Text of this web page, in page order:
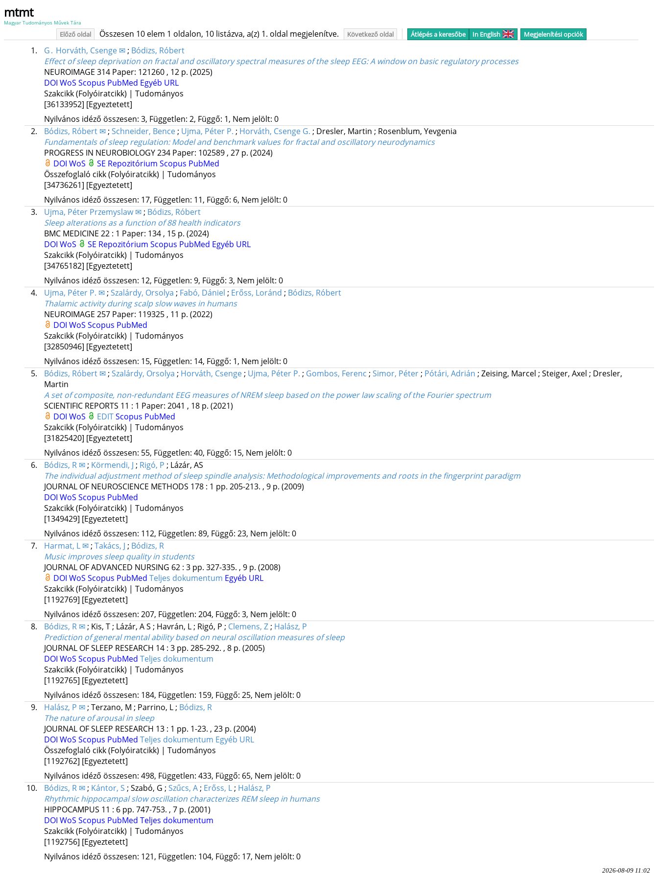
mtmt
Magyar Tudományos Művek Tára
Előző oldal Összesen 10 elem 1 oldalon, 10 listázva, a(z) 1. oldal megjelenítve. Következő oldal Átlépés a keresőbe In English Megjelenítési opciók
1. G․ Horváth, Csenge ✉; Bódizs, Róbert
Effect of sleep deprivation on fractal and oscillatory spectral measures of the sleep EEG: A window on basic regulatory processes
NEUROIMAGE 314 Paper: 121260 , 12 p. (2025)
DOI WoS Scopus PubMed Egyéb URL
Szakcikk (Folyóiratcikk) | Tudományos
[36133952] [Egyeztetett]
Nyilvános idéző összesen: 3, Független: 2, Függő: 1, Nem jelölt: 0
2.
Bódizs, Róbert ✉; Schneider, Bence; Ujma, Péter P. ; Horváth, Csenge G. ; Dresler, Martin ; Rosenblum, Yevgenia
Fundamentals of sleep regulation: Model and benchmark values for fractal and oscillatory neurodynamics
PROGRESS IN NEUROBIOLOGY234 Paper: 102589 , 27 p. (2024)
DOI WoS SE Repozitórium Scopus PubMed
Összefoglaló cikk (Folyóiratcikk) | Tudományos
[34736261] [Egyeztetett]
Nyilvános idéző összesen: 17, Független: 11, Függő: 6, Nem jelölt: 0
3.
Ujma, Péter Przemyslaw ✉; Bódizs, Róbert
Sleep alterations as a function of 88 health indicators
BMC MEDICINE 22: 1 Paper: 134 , 15 p. (2024)
DOI WoS SE Repozitórium Scopus PubMed Egyéb URL
Szakcikk (Folyóiratcikk) | Tudományos
[34765182] [Egyeztetett]
Nyilvános idéző összesen: 12, Független: 9, Függő: 3, Nem jelölt: 0
4.
Ujma, Péter P. ✉; Szalárdy, Orsolya ; Fabó, Dániel ; Erőss, Loránd ; Bódizs, Róbert
Thalamic activity during scalp slow waves in humans
NEUROIMAGE 257 Paper: 119325 , 11 p. (2022)
DOI WoS Scopus PubMed
Szakcikk (Folyóiratcikk) | Tudományos
[32850946] [Egyeztetett]
Nyilvános idéző összesen: 15, Független: 14, Függő: 1, Nem jelölt: 0
5.
Bódizs, Róbert ✉; Szalárdy, Orsolya ; Horváth, Csenge; Ujma, Péter P. ; Gombos, Ferenc ; Simor, Péter; Pótári, Adrián ; Zeising, Marcel ; Steiger, Axel ; Dresler,
Martin
A set of composite, non-redundant EEG measures of NREM sleep based on the power law scaling of the Fourier spectrum
SCIENTIFIC REPORTS 11 : 1 Paper: 2041 , 18 p. (2021)
DOI WoS EDITScopus PubMed
Szakcikk (Folyóiratcikk) | Tudományos
[31825420] [Egyeztetett]
Nyilvános idéző összesen: 55, Független: 40, Függő: 15, Nem jelölt: 0
6.
Bódizs, R ✉; Körmendi, J ; Rigó, P ; Lázár, AS
The individual adjustment method of sleep spindle analysis: Methodological improvements and roots in the fingerprint paradigm
JOURNAL OF NEUROSCIENCE METHODS 178: 1 pp. 205-213. , 9 p. (2009)
DOI WoS Scopus PubMed
Szakcikk (Folyóiratcikk) | Tudományos
[1349429] [Egyeztetett]
Nyilvános idéző összesen: 112, Független: 89, Függő: 23, Nem jelölt: 0
7.
Harmat, L ✉; Takács, J ; Bódizs, R
Music improves sleep quality in students
JOURNAL OF ADVANCED NURSING 62: 3 pp. 327-335. , 9 p. (2008)
DOI WoS Scopus PubMed Teljes dokumentum Egyéb URL
Szakcikk (Folyóiratcikk) | Tudományos
[1192769] [Egyeztetett]
Nyilvános idéző összesen: 207, Független: 204, Függő: 3, Nem jelölt: 0
8.
Bódizs, R ✉; Kis, T; Lázár, A S ; Havrán, L; Rigó, P ; Clemens, Z; Halász, P
Prediction of general mental ability based on neural oscillation measures of sleep
JOURNAL OF SLEEP RESEARCH 14: 3 pp. 285-292. , 8 p. (2005)
DOI WoS Scopus PubMed Teljes dokumentum
Szakcikk (Folyóiratcikk) | Tudományos
[1192765] [Egyeztetett]
Nyilvános idéző összesen: 184, Független: 159, Függő: 25, Nem jelölt: 0
9.
Halász, P ✉; Terzano, M ; Parrino, L; Bódizs, R
The nature of arousal in sleep
JOURNAL OF SLEEP RESEARCH 13: 1 pp. 1-23. , 23 p. (2004)
DOI WoS Scopus PubMed Teljes dokumentum Egyéb URL
Összefoglaló cikk (Folyóiratcikk) | Tudományos
[1192762] [Egyeztetett]
Nyilvános idéző összesen: 498, Független: 433, Függő: 65, Nem jelölt: 0
10.
Bódizs, R ✉; Kántor, S ; Szabó, G ; Szűcs, A; Erőss, L; Halász, P
Rhythmic hippocampal slow oscillation characterizes REM sleep in humans
HIPPOCAMPUS 11 : 6 pp. 747-753. , 7 p. (2001)
DOI WoS Scopus PubMed Teljes dokumentum
Szakcikk (Folyóiratcikk) | Tudományos
[1192756] [Egyeztetett]
Nyilvános idéző összesen: 121, Független: 104, Függő: 17, Nem jelölt: 0
2026-08-09 11:02